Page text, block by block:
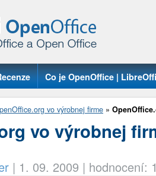
Co je OpenOffice |
vo výrobnej firme »
vo výrobnej
| 1. 09. 2009 | hodnocení: